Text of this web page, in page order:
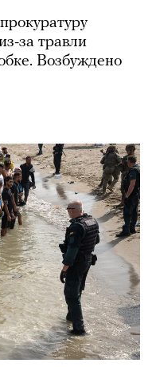
за травли
Возбуждено